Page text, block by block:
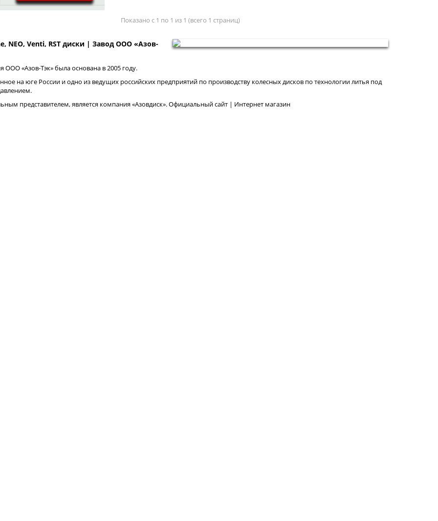
Показано с 1 по 1 из 1 (всего 1 страниц)
NEO, Venti, RST диски | Завод ООО «Азов-
ООО «Азов-Тэк» была основана в 2005 году.
на юге России и одно из ведущих российских предприятий по производству колесных дисков по технологии литья под
представителем, является компания «Азовдиск». Официальный сайт | Интернет магазин